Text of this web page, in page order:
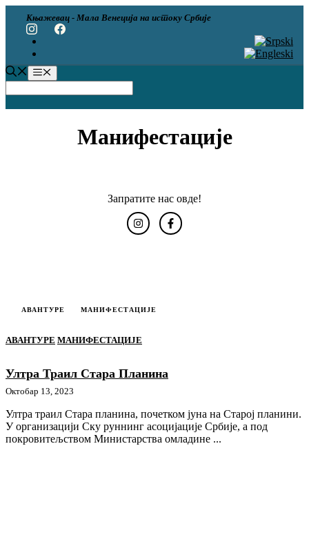
цонтент
Књажевац - Мала Венеција на истоку Србије
Мену
Манифестације
Запратите нас овде!
АВАНТУРЕ МАНИФЕСТАЦИЈЕ
АВАНТУРЕ МАНИФЕСТАЦИЈЕ
Ултра Траил Стара Планина
Октобар 13, 2023
Ултра траил Стара планина, почетком јуна на Старој планини.
У организацији Скy руннинг асоцијације Србије, а под
покровитељством Министарства омладине ...